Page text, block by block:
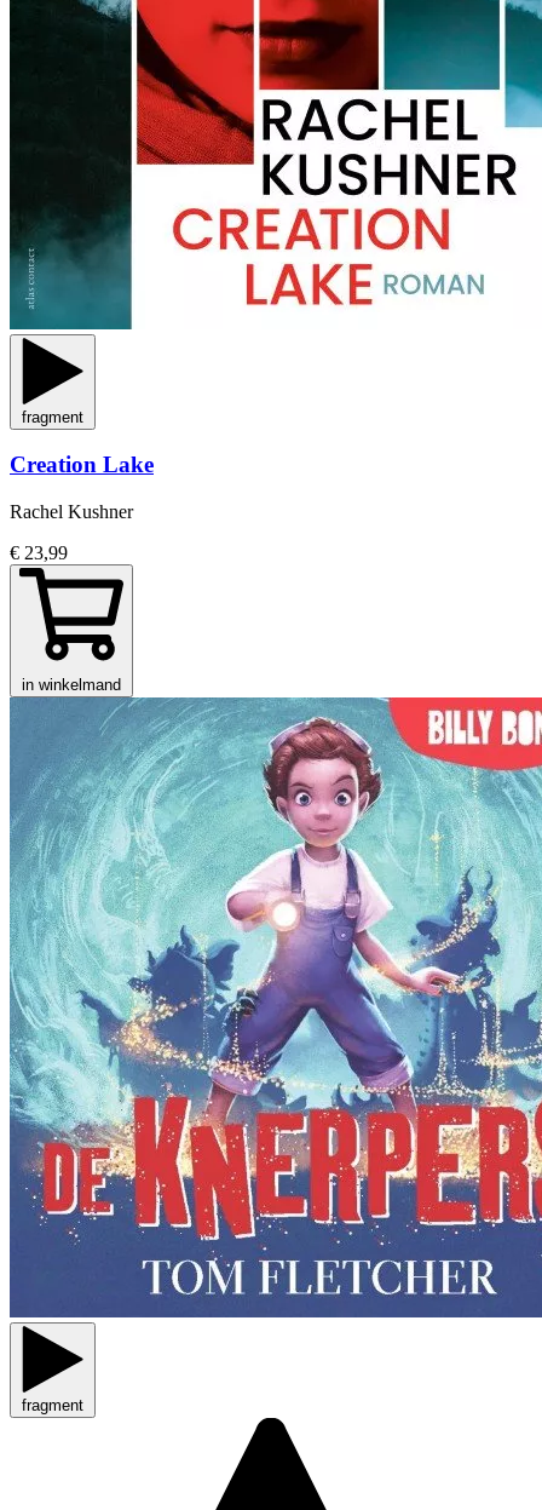
fragment
Creation Lake
Rachel Kushner
€ 23,99
in winkelmand
fragment